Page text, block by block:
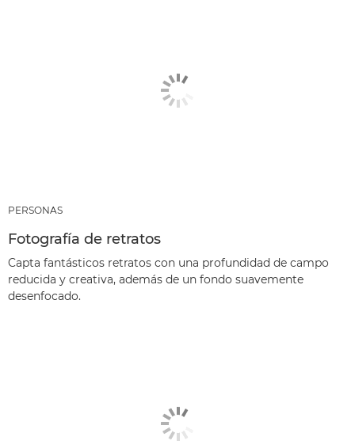
PERSONAS
Fotografía de retratos
Capta fantásticos retratos con una profundidad de campo
reducida y creativa, además de un fondo suavemente
desenfocado.